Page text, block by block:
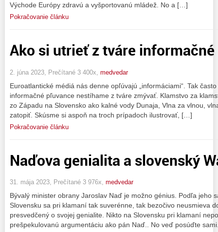
Východe Európy zdravú a vyšportovanú mládež. No a […]
Pokračovanie článku
Ako si utrieť z tváre informačné
2. júna 2023, Prečítané 3 400x, medvedar
Euroatlantické médiá nás denne opľúvajú „informáciami“. Tak
informačné pľuvance nestíhame z tváre zmývať. Klamstvo za
zo Západu na Slovensko ako kalné vody Dunaja, Vlna za vlnou,
zatopiť. Skúsme si aspoň na troch prípadoch ilustrovať, […]
Pokračovanie článku
Naďova genialita a slovenský
31. mája 2023, Prečítané 3 976x, medvedar
Bývalý minister obrany Jaroslav Naď je možno génius. Podľa jeho
Slovensku sa pri klamaní tak suverénne, tak bezočivo neusmieva
presvedčený o svojej genialite. Nikto na Slovensku pri klamaní
prešpekulovanú argumentáciu ako pán Naď.. No veď posúďte